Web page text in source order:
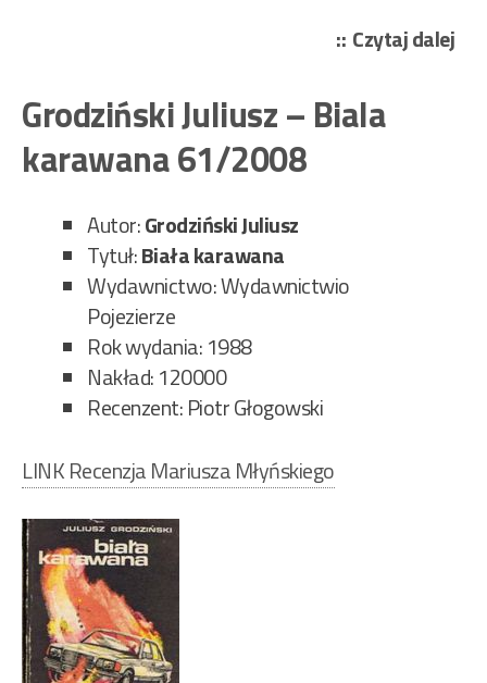
Czytaj dalej
Grodziński Juliusz – Biala
karawana 61/2008
Autor:Grodziński Juliusz
Tytuł:Biała karawana
Wydawnictwo: Wydawnictwio
Pojezierze
Rok wydania: 1988
Nakład: 120000
Recenzent: Piotr Głogowski
LINK Recenzja Mariusza Młyńskiego